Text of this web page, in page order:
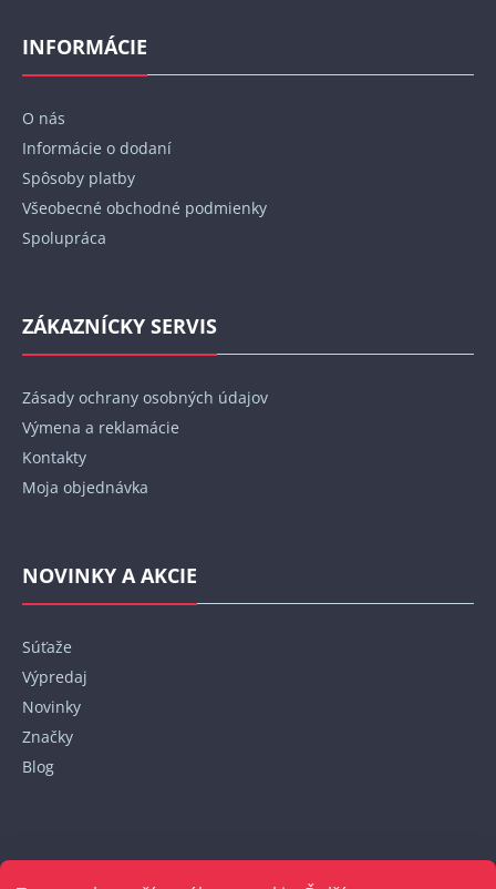
INFORMÁCIE
O nás
Informácie o dodaní
Spôsoby platby
Všeobecné obchodné podmienky
Spolupráca
ZÁKAZNÍCKY SERVIS
Zásady ochrany osobných údajov
Výmena a reklamácie
Kontakty
Moja objednávka
NOVINKY A AKCIE
Súťaže
Výpredaj
Novinky
Značky
Blog